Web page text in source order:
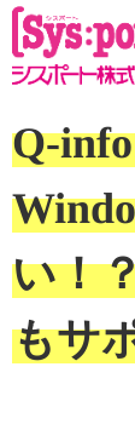
Q-
い！
もサ